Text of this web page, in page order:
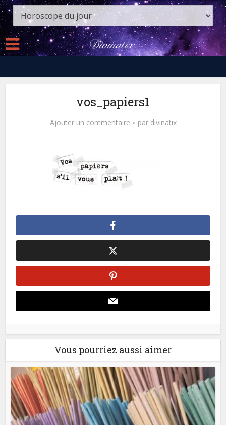
vos_papiers1
Ajouter un commentaire par divinatix
Vous pourriez aussi aimer